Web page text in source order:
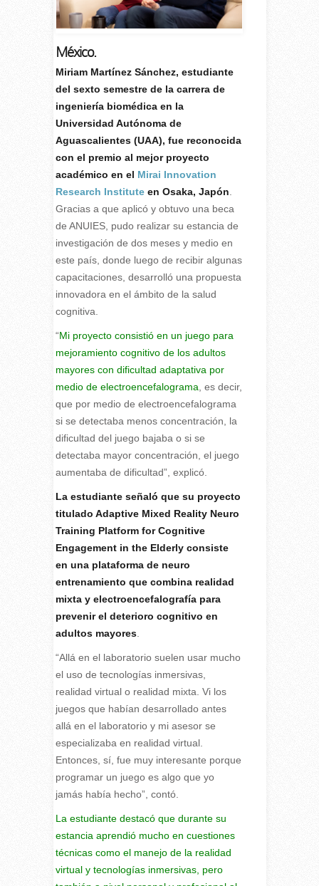
México.
Miriam Martínez Sánchez, estudiante
del sexto semestre de la carrera de
ingeniería biomédica en la
Universidad Autónoma de
Aguascalientes (UAA), fue reconocida
con el premio al mejor proyecto
académico en el Mirai Innovation
Research Instituteen Osaka, Japón
Gracias a que aplicó y obtuvo una beca
de ANUIES, pudo realizar su estancia de
investigación de dos meses y medio en
este país, donde luego de recibir algunas
capacitaciones, desarrolló una propuesta
innovadora en el ámbito de la salud
cognitiva.
“Mi proyecto consistió en un juego para
mejoramiento cognitivo de los adultos
mayores con dificultad adaptativa por
medio de electroencefalograma , es decir,
que por medio de electroencefalograma
si se detectaba menos concentración, la
dificultad del juego bajaba o si se
detectaba mayor concentración, el juego
aumentaba de dificultad”, explicó.
La estudiante señaló que su proyecto
titulado Adaptive Mixed Reality Neuro
Training Platform for Cognitive
Engagement in the Elderly consiste
en una plataforma de neuro
entrenamiento que combina realidad
mixta y electroencefalografía para
prevenir el deterioro cognitivo en
adultos mayores.
“Allá en el laboratorio suelen usar mucho
el uso de tecnologías inmersivas,
realidad virtual o realidad mixta. Vi los
juegos que habían desarrollado antes
allá en el laboratorio y mi asesor se
especializaba en realidad virtual.
Entonces, sí, fue muy interesante porque
programar un juego es algo que yo
jamás había hecho”, contó.
La estudiante destacó que durante su
estancia aprendió mucho en cuestiones
técnicas como el manejo de la realidad
virtual y tecnologías inmersivas, pero